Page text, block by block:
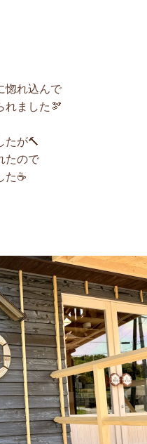
惚れ込んで
れました🫘
たが🔨
たので
た☕️